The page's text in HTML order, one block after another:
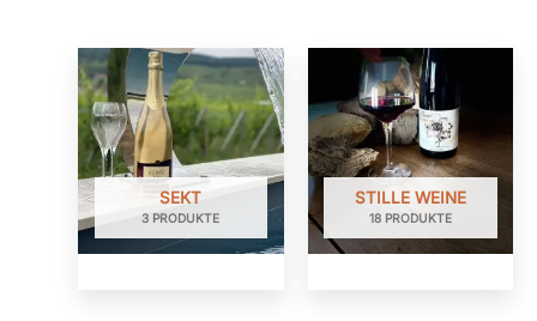
SEKT
3 PRODUKTE
STILLE WEINE
18 PRODUKTE